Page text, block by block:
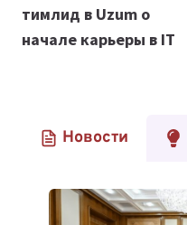
тимлид в Uzum о
начале карьеры в IT
Новости